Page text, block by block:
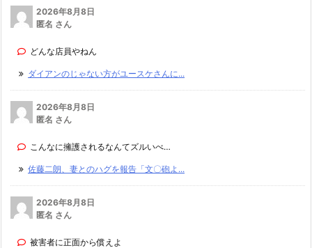
2026年8月8日
匿名 さん
どんな店員やねん
ダイアンのじゃない方がユースケさんに...
2026年8月8日
匿名 さん
こんなに擁護されるなんてズルいべ…
佐藤二朗、妻とのハグを報告「文〇砲よ...
2026年8月8日
匿名 さん
被害者に正面から償えよ